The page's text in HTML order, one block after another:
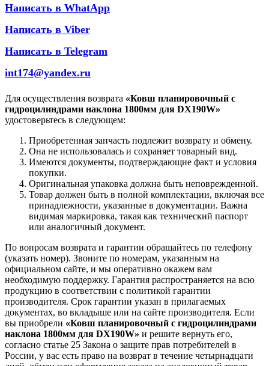
Написать в WhatApp
Написать в Viber
Написать в Telegram
int174@yandex.ru
Для осуществления возврата «Ковш планировочный с
гидроцилиндрами наклона 1800мм для DX190W»
удостоверьтесь в следующем:
Приобретенная запчасть подлежит возврату и обмену.
Она не использовалась и сохраняет товарный вид.
Имеются документы, подтверждающие факт и условия
покупки.
Оригинальная упаковка должна быть неповрежденной.
Товар должен быть в полной комплектации, включая все
принадлежности, указанные в документации. Важна
видимая маркировка, такая как технический паспорт
или аналогичный документ.
По вопросам возврата и гарантии обращайтесь по телефону
(указать номер). Звоните по номерам, указанным на
официальном сайте, и мы оперативно окажем вам
необходимую поддержку. Гарантия распространяется на всю
продукцию в соответствии с политикой гарантии
производителя. Срок гарантии указан в прилагаемых
документах, во вкладыше или на сайте производителя. Если
вы приобрели «Ковш планировочный с гидроцилиндрами
наклона 1800мм для DX190W» и решите вернуть его,
согласно статье 25 Закона о защите прав потребителей в
России, у вас есть право на возврат в течение четырнадцати